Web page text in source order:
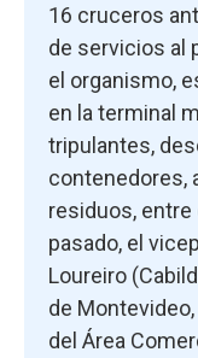
16 cruceros
de servicios al
el organismo,
en la terminal
tripulantes,
contenedores,
residuos,
pasado, el
Loureiro
de
del Área